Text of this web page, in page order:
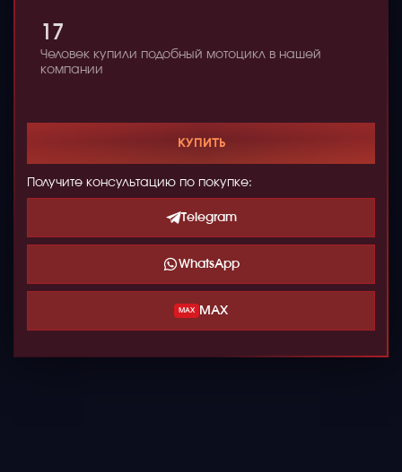
17
Человек купили подобный мотоцикл в нашей
компании
КУПИТЬ
Получите консультацию по покупке:
Telegram
WhatsApp
MAX MAX